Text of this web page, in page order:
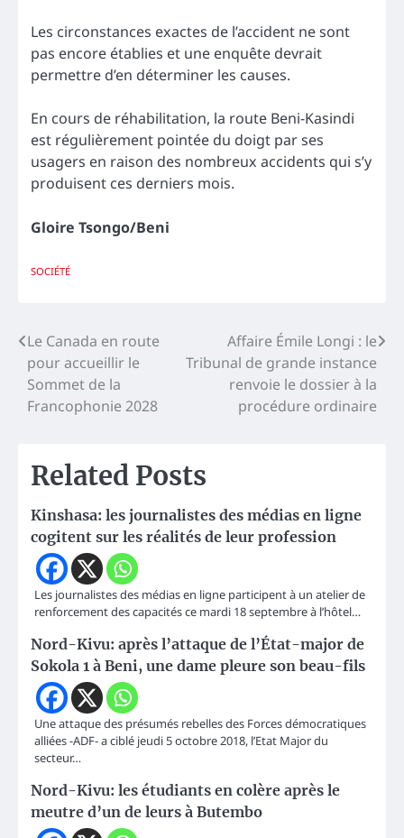
Les circonstances exactes de l’accident ne sont
pas encore établies et une enquête devrait
permettre d’en déterminer les causes.
En cours de réhabilitation, la route Beni-Kasindi
est régulièrement pointée du doigt par ses
usagers en raison des nombreux accidents qui s’y
produisent ces derniers mois.
Gloire Tsongo/Beni
SOCIÉTÉ
Navigation
de
l’article
Le Canada en route
pour accueillir le
Sommet de la
Francophonie 2028
Affaire Émile Longi : le
Tribunal de grande instance
renvoie le dossier à la
procédure ordinaire
Related Posts
Kinshasa: les journalistes des médias en ligne
cogitent sur les réalités de leur profession
Les journalistes des médias en ligne participent à un atelier de
renforcement des capacités ce mardi 18 septembre à l’hôtel…
Nord-Kivu: après l’attaque de l’État-major de
Sokola 1 à Beni, une dame pleure son beau-fils
Une attaque des présumés rebelles des Forces démocratiques
alliées -ADF- a ciblé jeudi 5 octobre 2018, l’Etat Major du
secteur…
Nord-Kivu: les étudiants en colère après le
meutre d’un de leurs à Butembo